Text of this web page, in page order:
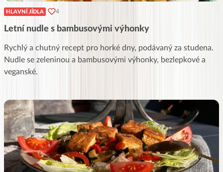
HLAVNÍ JÍDLA 4
Letní nudle s bambusovými výhonky
Rychlý a chutný recept pro horké dny, podávaný za studena.
Nudle se zeleninou a bambusovými výhonky, bezlepkové a
veganské.